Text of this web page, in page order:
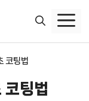
코팅법
코팅법